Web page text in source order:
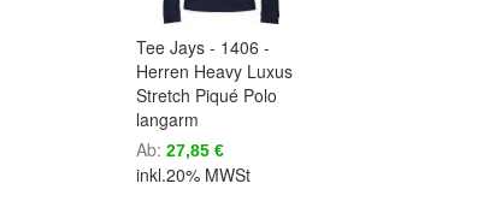
Tee Jays - 1406 -
Herren Heavy Luxus
Stretch Piqué Polo
langarm
Ab 27,85 €
inkl.20% MWSt